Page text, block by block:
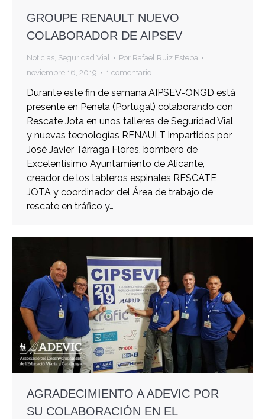
GROUPE RENAULT NUEVO
COLABORADOR DE AIPSEV
Noticias, Seguridad Vial Por Rafael Ruiz Estepa
noviembre 16, 2019
1 comentario
Durante este fin de semana AIPSEV-ONGD está
presente en Penela (Portugal) colaborando con
Rescate Jota en unos talleres de Seguridad Vial
y nuevas tecnologías RENAULT impartidos por
José Javier Tárraga Flores, bombero de
Excelentísimo Ayuntamiento de Alicante,
creador de los tableros espinales RESCATE
JOTA y coordinador del Área de trabajo de
rescate en tráfico y…
AGRADECIMIENTO A ADEVIC POR
SU COLABORACIÓN EN EL